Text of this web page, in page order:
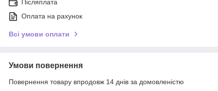
Післяплата
Оплата на рахунок
Всі умови оплати
Умови повернення
Повернення товару впродовж 14 днів за домовленістю